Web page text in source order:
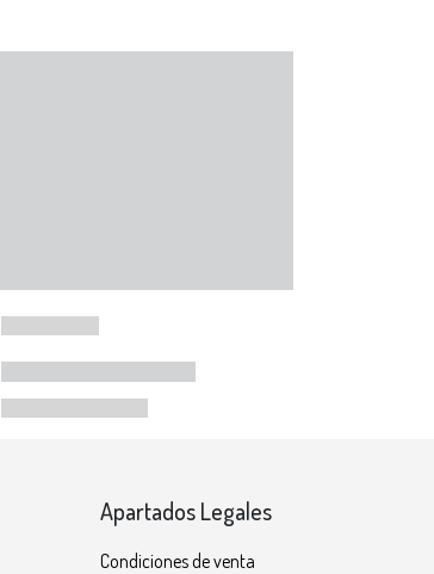
Apartados Legales
Condiciones de venta